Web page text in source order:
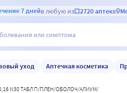
7 днейв любую из 2720 аптекв
уход Аптечная косметика
0,16 N30 ТАБЛ П/ПЛЕН/ОБОЛОЧ/АЛИУМ/